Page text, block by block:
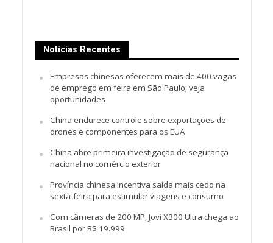
Notícias Recentes
Empresas chinesas oferecem mais de 400 vagas
de emprego em feira em São Paulo; veja
oportunidades
China endurece controle sobre exportações de
drones e componentes para os EUA
China abre primeira investigação de segurança
nacional no comércio exterior
Província chinesa incentiva saída mais cedo na
sexta-feira para estimular viagens e consumo
Com câmeras de 200 MP, Jovi X300 Ultra chega ao
Brasil por R$ 19.999